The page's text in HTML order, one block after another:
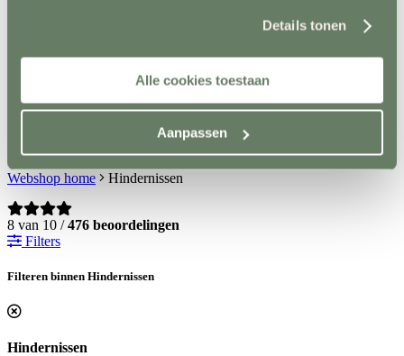
Details tonen
Alle cookies toestaan
Aanpassen
Contact
+31(0)546 639 000
Webshop home
Hindernissen
8 van 10 /476 beoordelingen
Filters
Filteren binnen Hindernissen
Hindernissen